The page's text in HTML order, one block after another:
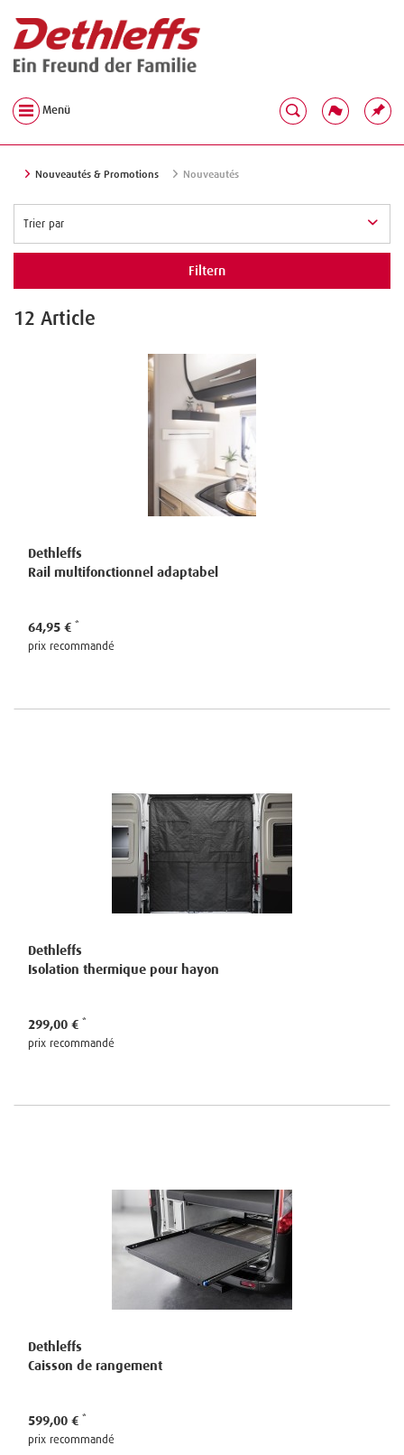
Menü
Nouveautés & Promotions Nouveautés
Filtern
12 Article
Dethleffs
Rail multifonctionnel adaptabel
64,95 €
prix recommandé
Dethleffs
Isolation thermique pour hayon
299,00 €
prix recommandé
Dethleffs
Caisson de rangement
599,00 €
prix recommandé